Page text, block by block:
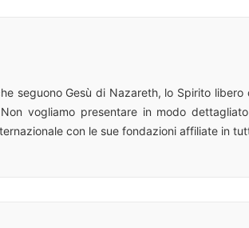
seguono Gesù di Nazareth, lo Spirito
vogliamo presentare in modo
con le sue fondazioni affiliate in